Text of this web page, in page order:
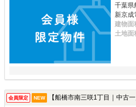
千葉県
新京成
建物面
土地面
会員限定 NEW 【船橋市南三咲1丁目｜中古